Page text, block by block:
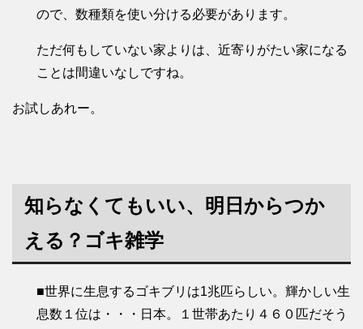
ので、数種類を使い分ける必要があります。
ただ何もしていない家よりは、近寄りがたい家になる
ことは間違いなしですね。
お試しあれー。
知らなくてもいい、明日からつか
える？ゴキ雑学
■世界に生息するゴキブリは1兆匹らしい。輝かしい生
息数１位は・・・日本。１世帯あたり４６０匹だそう